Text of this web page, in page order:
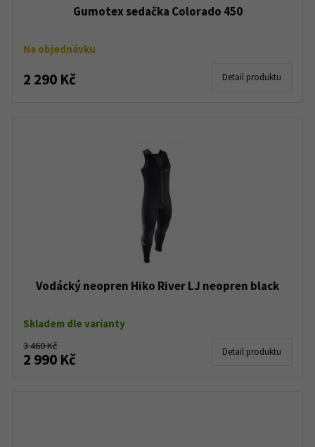
Gumotex sedačka Colorado 450
Na objednávku
2 290 Kč Detail produktu
Vodácký neopren Hiko River LJ neopren black
Skladem dle varianty
3 460 Kč
2 990 Kč Detail produktu